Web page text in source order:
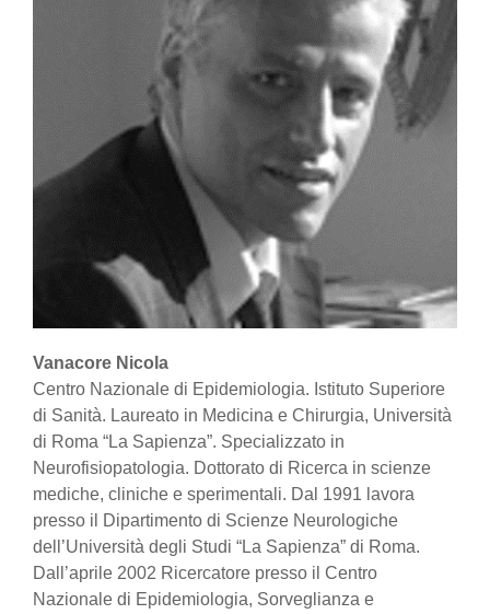
Vanacore Nicola
Centro Nazionale di Epidemiologia. Istituto Superiore
di Sanità. Laureato in Medicina e Chirurgia, Università
di Roma “La Sapienza”. Specializzato in
Neurofisiopatologia. Dottorato di Ricerca in scienze
mediche, cliniche e sperimentali. Dal 1991 lavora
presso il Dipartimento di Scienze Neurologiche
dell’Università degli Studi “La Sapienza” di Roma.
Dall’aprile 2002 Ricercatore presso il Centro
Nazionale di Epidemiologia, Sorveglianza e